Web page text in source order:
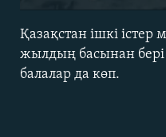
Қазақстан ішкі
жылдың басынан бері
балалар да көп.